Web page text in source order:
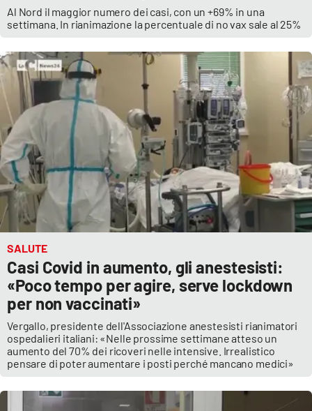
Good Morning Vietnam
Parchi Marini Calabria
Leggendo Alvaro insieme
Imprese Di Calabria
Le perfidie di Antonella Grippo
Venti di comunicazione
STREAMING
LaC TV
LaC Network
LaC OnAir
EDIZIONI
LOCALI
Al Nord il maggior numero dei casi, con un +69% in una
settimana. In rianimazione la percentuale di no vax sale al 25%
SALUTE
Casi Covid in aumento, gli anestesisti:
«Poco tempo per agire, serve lockdown
per non vaccinati»
Vergallo, presidente dell'Associazione anestesisti rianimatori
ospedalieri italiani: «Nelle prossime settimane atteso un
aumento del 70% dei ricoveri nelle intensive. Irrealistico
pensare di poter aumentare i posti perché mancano medici»